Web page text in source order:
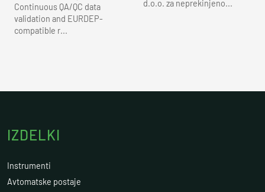
Continuous QA/QC data
validation and EURDEP-
compatible r...
d.o.o. za neprekinjeno...
IZDELKI
Instrumenti
Avtomatske postaje